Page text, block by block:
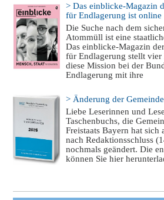
> Das einblicke-Magazin
für Endlagerung ist online
Die Suche nach dem
Atommüll ist eine
Das einblicke-Magazin
für Endlagerung stellt vier
diese Mission bei der
Endlagerung mit ihre
> Änderung der
Liebe Leserinnen und
Taschenbuchs, die
Freistaats Bayern hat sich
nach Redaktionsschluss
nochmals geändert. Die
können Sie hier